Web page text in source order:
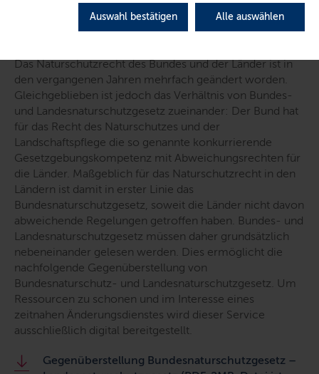
Auswahl bestätigen Alle auswählen
Naturschutzrecht
Das Naturschutzrecht des Bundes und der Länder ist in
den vergangenen Jahren mehrfach geändert worden.
Gleichgeblieben ist jedoch das Verhältnis von Bundes-
und Landesnaturschutzgesetz zueinander: Der Bund hat
für das Recht des Naturschutzes und der
Landschaftspflege die so genannte konkurrierende
Gesetzgebungskompetenz mit Abweichungsrechten für
die Länder. Maßgeblich für das Naturschutzrecht in den
Ländern ist damit in erster Linie das
Bundesnaturschutzgesetz, soweit die Länder nicht davon
abweichende Regelungen getroffen haben. Bundes- und
Landesnaturschutzgesetz müssen daher grundsätzlich
nebeneinander gelesen werden. Dies ermöglicht die
nachfolgende Gegenüberstellung von
Bundesnaturschutz- und Landesnaturschutzgesetz. Um
Ressourcen zu schonen und im Interesse eines
zeitnahen Änderungsdienstes wird dieser Service
ausschließlich digital bereitgestellt.
Gegenüberstellung Bundesnaturschutzgesetz –